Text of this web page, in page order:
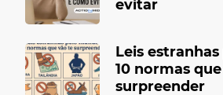
evitar
Leis
10 normas
surpreender